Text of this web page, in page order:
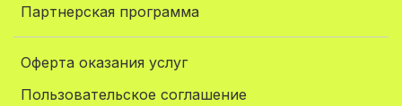
Партнерская программа
Оферта оказания услуг
Пользовательское соглашение